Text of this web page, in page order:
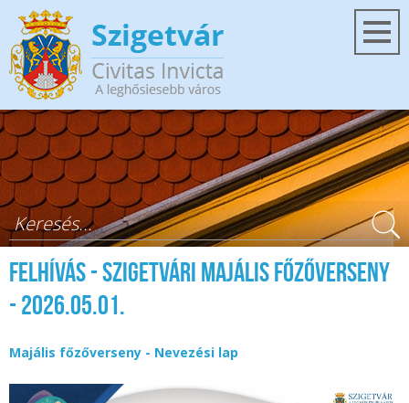
Ugrás a tartalomra
Keresés űrlap
Felhívás - Szigetvári Majális főzőverseny
- 2026.05.01.
Majális főzőverseny - Nevezési lap